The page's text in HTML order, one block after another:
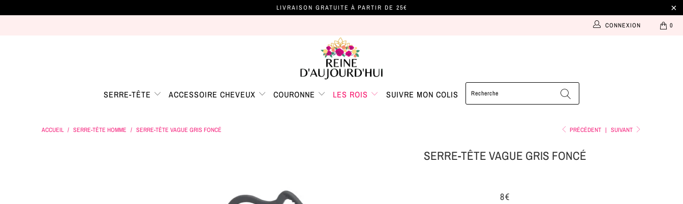
LIVRAISON GRATUITE À PARTIR DE 25€
0
CONNEXION
SERRE-TÊTE ACCESSOIRE CHEVEUX COURONNE LES ROIS SUIVRE MON COLIS
PRÉCÉDENT | SUIVANT
ACCUEIL / SERRE-TÊTE HOMME / SERRE-TÊTE VAGUE GRIS FONCÉ
SERRE-TÊTE VAGUE GRIS FONCÉ
8€